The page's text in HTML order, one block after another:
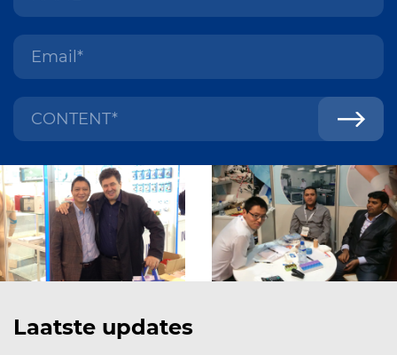
Laatste updates